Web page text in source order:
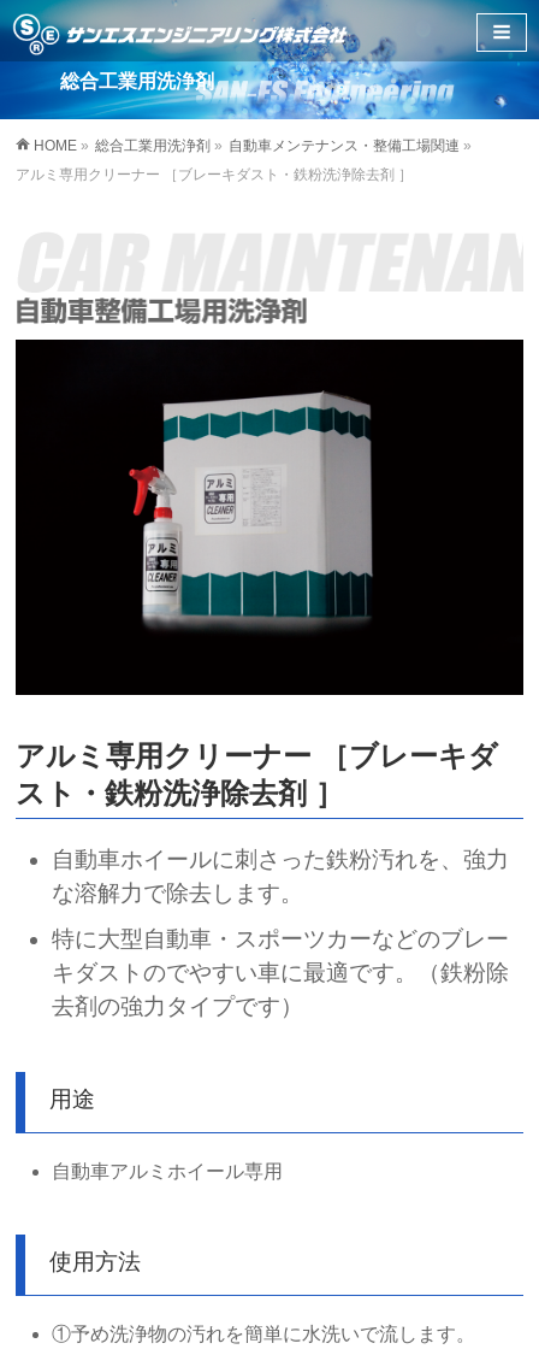
総合工業用洗浄剤
HOME » 総合工業用洗浄剤 » 自動車メンテナンス・整備工場関連 »
アルミ専用クリーナー ［ブレーキダスト・鉄粉洗浄除去剤 ］
アルミ専用クリーナー ［ブレーキダ
スト・鉄粉洗浄除去剤 ］
自動車ホイールに刺さった鉄粉汚れを、強力
な溶解力で除去します。
特に大型自動車・スポーツカーなどのブレー
キダストのでやすい車に最適です。（鉄粉除
去剤の強力タイプです）
用途
自動車アルミホイール専用
使用方法
①予め洗浄物の汚れを簡単に水洗いで流します。